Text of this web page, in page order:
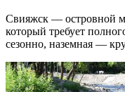
Свияжск — островной
который требует
сезонно, наземная —